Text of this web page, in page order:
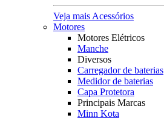
Veja mais Acessórios
Motores
Motores Elétricos
Manche
Diversos
Carregador de baterias
Medidor de baterias
Capa Protetora
Principais Marcas
Minn Kota